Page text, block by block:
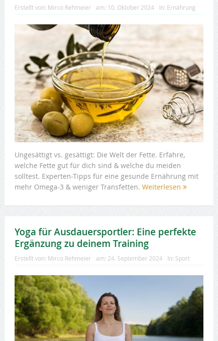
Erstellt von: Mirco Rehmeier am: 10. Oktober 2024 In: Ernährung
Ungesättigt vs. gesättigt: Die Welt der Fette. Erfahre,
welche Fette gut für dich sind & welche du meiden
solltest. Experten-Tipps für eine gesunde Ernährung mit
mehr Omega-3 & weniger Transfetten. Weiterlesen
Yoga für Ausdauersportler: Eine perfekte
Ergänzung zu deinem Training
Erstellt von: Mirco Rehmeier am: 24. September 2024 In: Sport